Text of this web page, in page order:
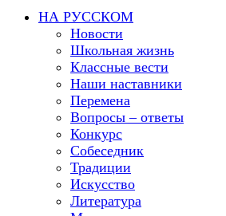
НА РУССКОМ
Новости
Школьная жизнь
Классные вести
Наши наставники
Перемена
Вопросы – ответы
Конкурс
Собеседник
Традиции
Искусство
Литература